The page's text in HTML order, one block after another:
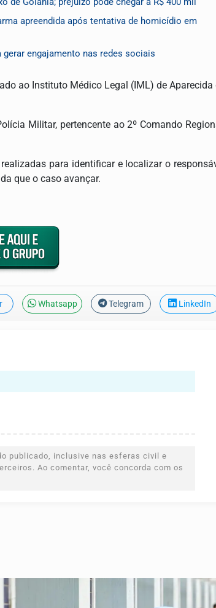
apreendida após tentativa de homicídio em
engajamento nas redes sociais
ao Instituto Médico Legal (IML) de Aparecida
Militar, pertencente ao 2º Comando
para identificar e localizar o
que o caso avançar.
Whatsapp Telegram LinkedIn
publicado, inclusive nas esferas civil e
Ao comentar, você concorda com os